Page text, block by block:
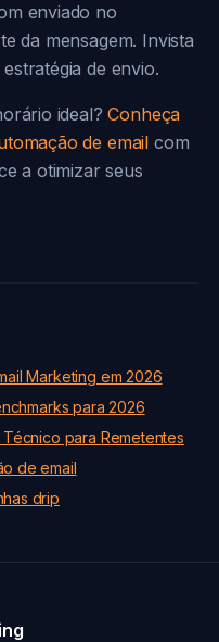
enviado no
da mensagem. Invista
de envio.
ideal?Conheça
de email com
a otimizar seus
Marketing em 2026
para 2026
Técnico para Remetentes
de email
drip